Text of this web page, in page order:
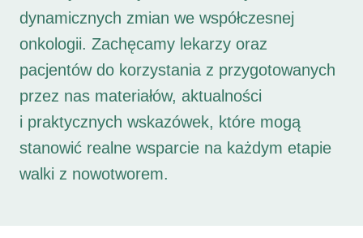
dynamicznych zmian we współczesnej
onkologii. Zachęcamy lekarzy oraz
pacjentów do korzystania z przygotowanych
przez nas materiałów, aktualności
i praktycznych wskazówek, które mogą
stanowić realne wsparcie na każdym etapie
walki z nowotworem.